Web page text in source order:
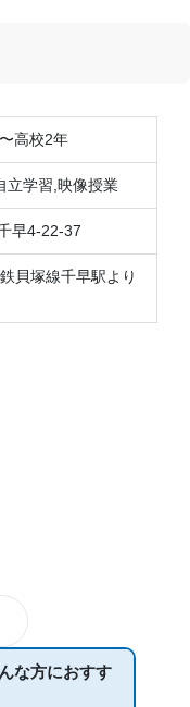
高校2年
立学習,映像授業
早4-22-37
貝塚線千早駅より
な方におすす